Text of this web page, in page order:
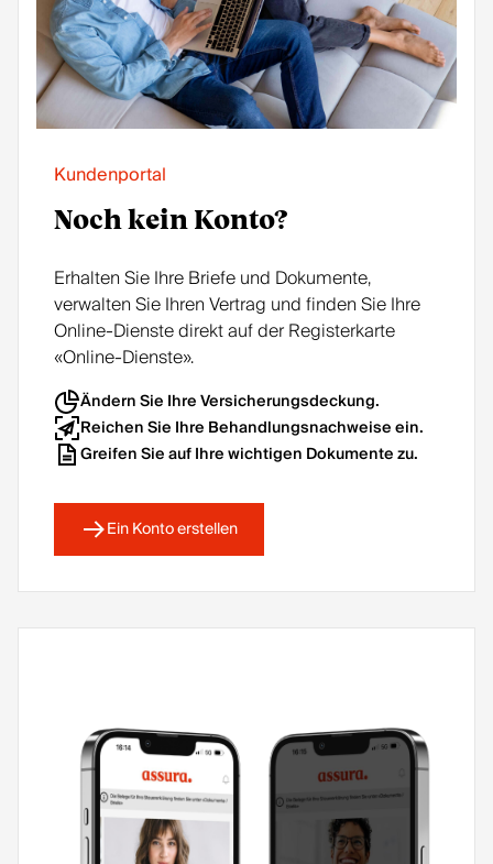
Kundenportal
Noch kein Konto?
Erhalten Sie Ihre Briefe und Dokumente,
verwalten Sie Ihren Vertrag und finden Sie Ihre
Online-Dienste direkt auf der Registerkarte
«Online-Dienste».
Ändern Sie Ihre Versicherungsdeckung.
Reichen Sie Ihre Behandlungsnachweise ein.
Greifen Sie auf Ihre wichtigen Dokumente zu.
Ein Konto erstellen